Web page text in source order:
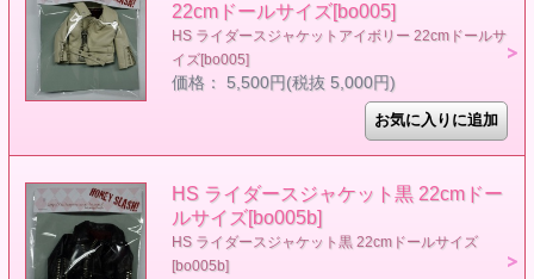
22cmドールサイズ[bo005]
HS ライダースジャケットアイボリー 22cmドールサ
イズ[bo005]
価格： 5,500円(税抜 5,000円)
HS ライダースジャケット黒 22cmドー
ルサイズ[bo005b]
HS ライダースジャケット黒 22cmドールサイズ
[bo005b]